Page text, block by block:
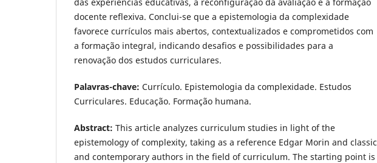
docente reflexiva. Conclui-se que a epistemologia da complexidade
favorece currículos mais abertos, contextualizados e comprometidos com
a formação integral, indicando desafios e possibilidades para a
renovação dos estudos curriculares.
Palavras-chave: Currículo. Epistemologia da complexidade. Estudos
Curriculares. Educação. Formação humana.
Abstract: This article analyzes curriculum studies in light of the
epistemology of complexity, taking as a reference Edgar Morin and classic
and contemporary authors in the field of curriculum. The starting point is